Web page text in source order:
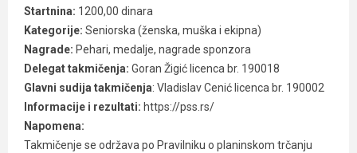
Startnina: 1200,00 dinara
Kategorije: Seniorska (ženska, muška i ekipna)
Nagrade: Pehari, medalje, nagrade sponzora
Delegat takmičenja: Goran Žigić licenca br. 190018
Glavni sudija takmičenja: Vladislav Cenić licenca br. 190002
Informacije i rezultati: https://pss.rs/
Napomena:
Takmičenje se održava po Pravilniku o planinskom trčanju